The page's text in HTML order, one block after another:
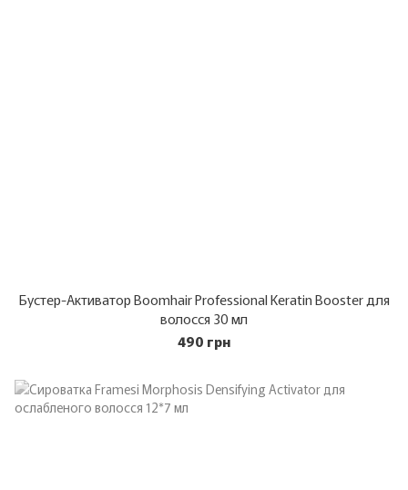
Бустер-Активатор Boomhair Professional Keratin Booster для
волосся 30 мл
490 грн